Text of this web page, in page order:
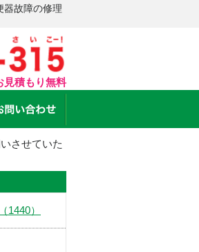
器故障の修理
見積もり無料
させていた
1440）